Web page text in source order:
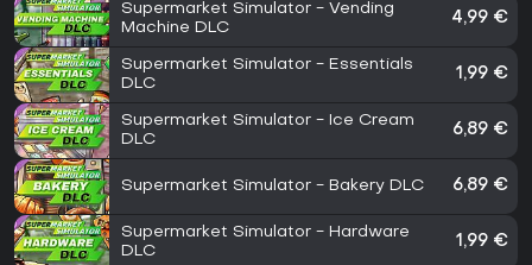
Supermarket Simulator - Vending
Machine DLC
4,99 €
Supermarket Simulator - Essentials
DLC
1,99 €
Supermarket Simulator - Ice Cream
DLC
6,89 €
Supermarket Simulator - Bakery DLC 6,89 €
Supermarket Simulator - Hardware
DLC
1,99 €